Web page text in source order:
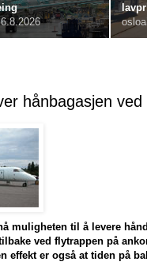
6.8.2026
hånbagasjen ved
muligheten til å levere
ved flytrappen på
effekt er også at tiden på